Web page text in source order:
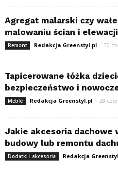
Agregat malarski czy
malowaniu ścian i
Remont Redakcja Greenstyl.pl - 30
Tapicerowane łóżka
bezpieczeństwo i
Meble Redakcja Greenstyl.pl - 28
Jakie akcesoria dachowe
budowy lub remontu
Dodatki i akcesoria Redakcja